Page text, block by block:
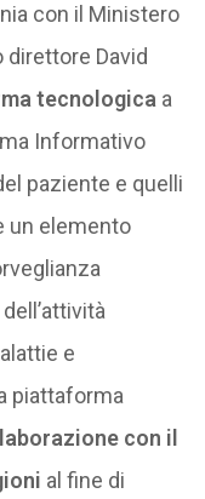
con il Ministero
direttore David
tecnologica a
Informativo
paziente e quelli
un elemento
e
piattaforma
con il
al fine di